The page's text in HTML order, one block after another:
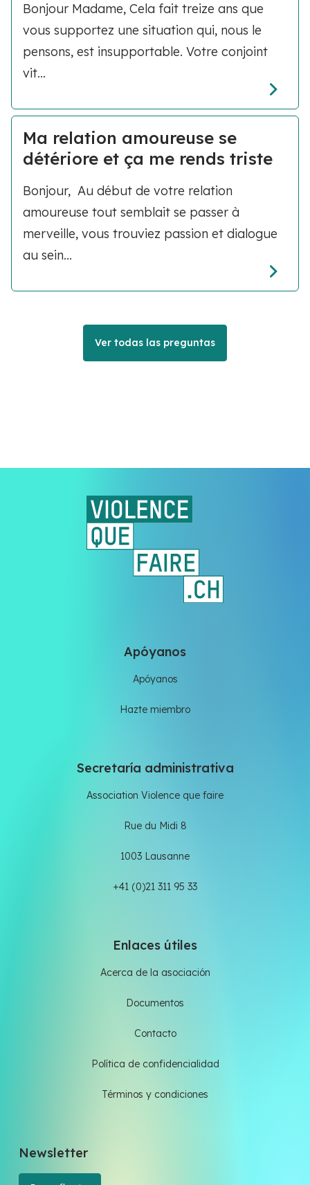
Bonjour Madame, Cela fait treize ans que
vous supportez une situation qui, nous le
pensons, est insupportable. Votre conjoint
vit...
Ma relation amoureuse se
détériore et ça me rends triste
Bonjour, Au début de votre relation
amoureuse tout semblait se passer à
merveille, vous trouviez passion et dialogue
au sein...
Ver todas las preguntas
Apóyanos
Apóyanos
Hazte miembro
Secretaría administrativa
Association Violence que faire
Rue du Midi 8
1003 Lausanne
+41 (0)21 311 95 33
Enlaces útiles
Acerca de la asociación
Documentos
Contacto
Política de confidencialidad
Términos y condiciones
Newsletter